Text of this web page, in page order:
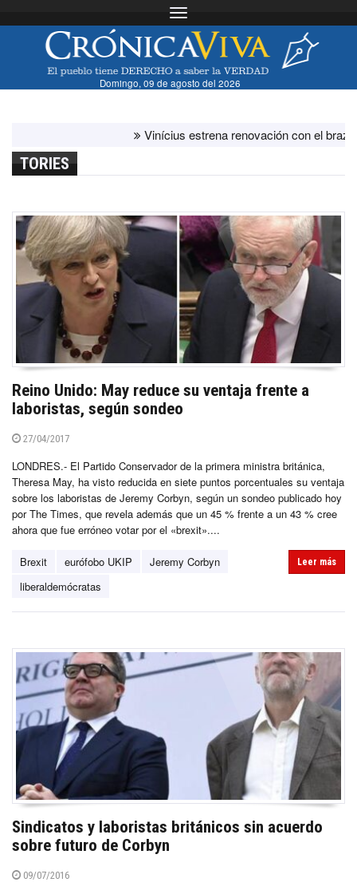
Toggle navigation
Domingo, 09 de agosto del 2026
Vinícius estrena renovación con el brazalete
TORIES
Reino Unido: May reduce su ventaja frente a
laboristas, según sondeo
27/04/2017
LONDRES.- El Partido Conservador de la primera ministra británica,
Theresa May, ha visto reducida en siete puntos porcentuales su ventaja
sobre los laboristas de Jeremy Corbyn, según un sondeo publicado hoy
por The Times, que revela además que un 45 % frente a un 43 % cree
ahora que fue erróneo votar por el «brexit»....
Brexit eurófobo UKIP
Jeremy Corbyn
liberaldemócratas
Leer más
Sindicatos y laboristas británicos sin acuerdo
sobre futuro de Corbyn
09/07/2016